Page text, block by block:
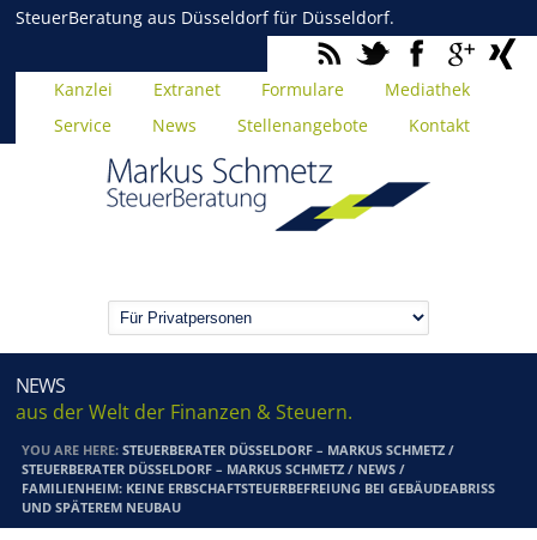
SteuerBeratung aus Düsseldorf für Düsseldorf.
Kanzlei Extranet Formulare
Mediathek
Service
News Stellenangebote Kontakt
NEWS
aus der Welt der Finanzen & Steuern.
YOU ARE HERE:STEUERBERATER DÜSSELDORF – MARKUS SCHMETZ /
STEUERBERATER DÜSSELDORF – MARKUS SCHMETZ / NEWS /
FAMILIENHEIM: KEINE ERBSCHAFTSTEUERBEFREIUNG BEI GEBÄUDEABRISS
UND SPÄTEREM NEUBAU